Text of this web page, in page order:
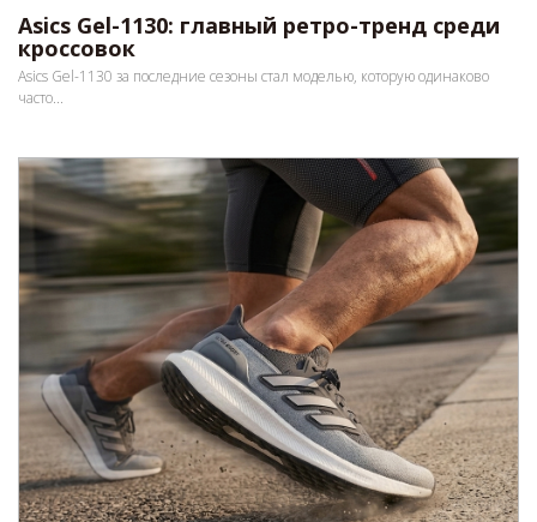
Asics Gel-1130: главный ретро-тренд среди
кроссовок
Asics Gel-1130 за последние сезоны стал моделью, которую одинаково
часто...